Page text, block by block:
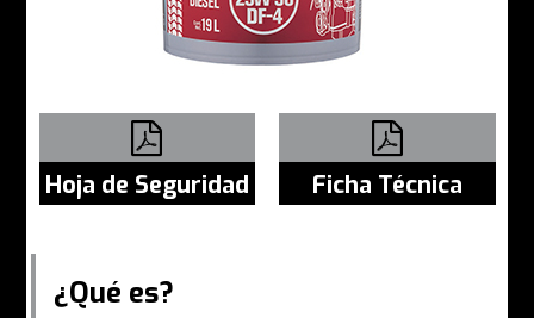
Hoja de Seguridad Ficha Técnica
¿Qué es?